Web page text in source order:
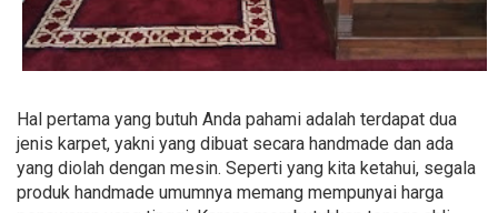
Hal pertama yang butuh Anda pahami adalah terdapat dua
jenis karpet, yakni yang dibuat secara handmade dan ada
yang diolah dengan mesin. Seperti yang kita ketahui, segala
produk handmade umumnya memang mempunyai harga